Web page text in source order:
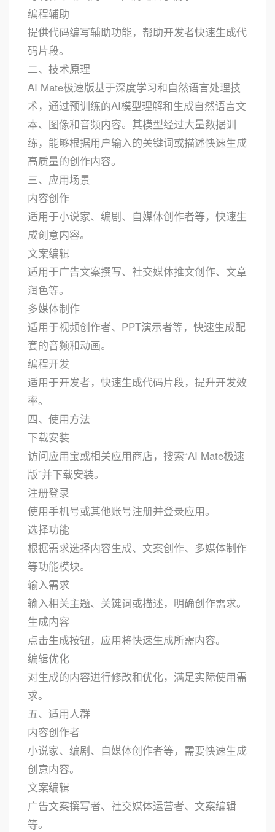
编程辅助
提供代码编写辅助功能，帮助开发者快速生成代
码片段。
二、技术原理
AI Mate极速版基于深度学习和自然语言处理技
术，通过预训练的AI模型理解和生成自然语言文
本、图像和音频内容。其模型经过大量数据训
练，能够根据用户输入的关键词或描述快速生成
高质量的创作内容。
三、应用场景
内容创作
适用于小说家、编剧、自媒体创作者等，快速生
成创意内容。
文案编辑
适用于广告文案撰写、社交媒体推文创作、文章
润色等。
多媒体制作
适用于视频创作者、PPT演示者等，快速生成配
套的音频和动画。
编程开发
适用于开发者，快速生成代码片段，提升开发效
率。
四、使用方法
下载安装
访问应用宝或相关应用商店，搜索“AI Mate极速
版”并下载安装。
注册登录
使用手机号或其他账号注册并登录应用。
选择功能
根据需求选择内容生成、文案创作、多媒体制作
等功能模块。
输入需求
输入相关主题、关键词或描述，明确创作需求。
生成内容
点击生成按钮，应用将快速生成所需内容。
编辑优化
对生成的内容进行修改和优化，满足实际使用需
求。
五、适用人群
内容创作者
小说家、编剧、自媒体创作者等，需要快速生成
创意内容。
文案编辑
广告文案撰写者、社交媒体运营者、文案编辑
等。